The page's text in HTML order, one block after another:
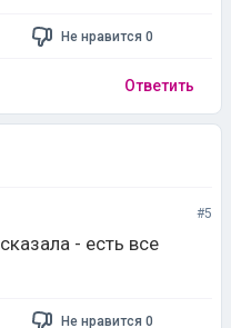
Не нравится 0
Ответить
#5
- есть все
Не нравится 0